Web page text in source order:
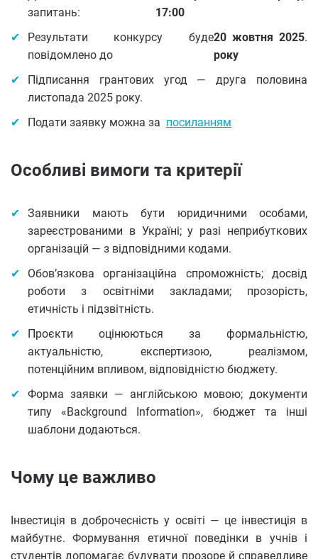
запитань:
17:00
Результати конкурсу буде
повідомлено до
20 жовтня 2025
року
.
Підписання грантових угод — друга половина
листопада 2025 року.
Подати заявку можна за посиланням
Особливі вимоги та критерії
Заявники мають бути юридичними особами,
зареєстрованими в Україні; у разі неприбуткових
організацій — з відповідними кодами.
Обов’язкова організаційна спроможність; досвід
роботи з освітніми закладами; прозорість,
етичність і підзвітність.
Проєкти оцінюються за формальністю,
актуальністю, експертизою, реалізмом,
потенційним впливом, відповідністю бюджету.
Форма заявки — англійською мовою; документи
типу «Background Information», бюджет та інші
шаблони додаються.
Чому це важливо
Інвестиція в доброчесність у освіті — це інвестиція в
майбутнє. Формування етичної поведінки в учнів і
студентів допомагає будувати прозоре й справедливе